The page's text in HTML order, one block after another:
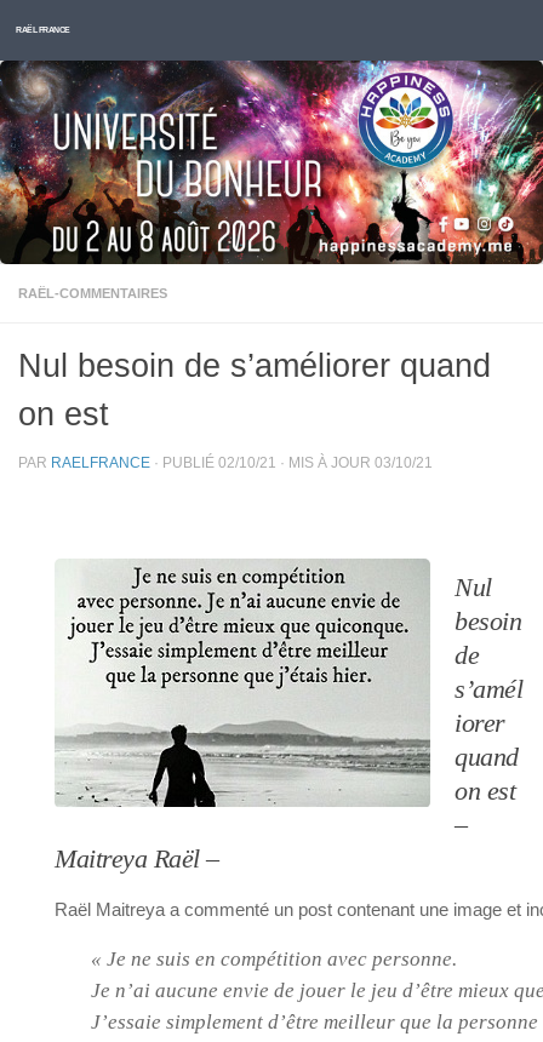
Skip to content
RAËL FRANCE
RAËL-COMMENTAIRES
Nul besoin de s’améliorer quand
on est
PAR RAELFRANCE · PUBLIÉ 02/10/21 · MIS À JOUR 03/10/21
Nul
besoin
de
s’amél
iorer
quand
on est
–
Maitreya Raël –
Raël Maitreya a commenté un post contenant une image et
« Je ne suis en compétition avec personne.
Je n’ai aucune envie de jouer le jeu d’être mieux
J’essaie simplement d’être meilleur que la